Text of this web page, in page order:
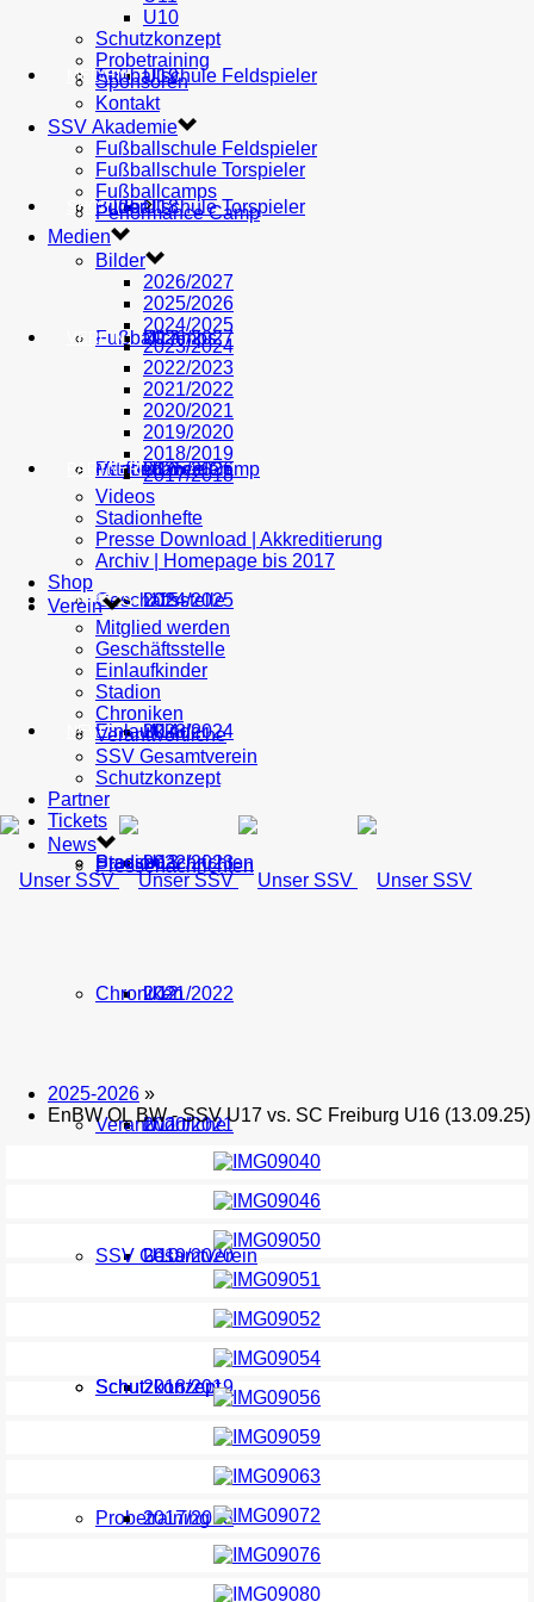
AH U19
U18
U17
U16
U15
U14
U13
U12
U11
U10
Schutzkonzept
Probetraining
Fußballschule Feldspieler
Fußballschule Torspieler
Fußballcamps
Performance Camp
MEDIEN
Bilder
2026/2027
2025/2026
2024/2025
2023/2024
2022/2023
2021/2022
2020/2021
2019/2020
2018/2019
2017/2018
SHOP
VEREIN
Mitglied werden
Geschäftsstelle
Einlaufkinder
Stadion
Chroniken
Verantwortliche
SSV Gesamtverein
Schutzkonzept
PARTNER
TICKETS
NEWS
Pressenachrichten
U10
Schutzkonzept
Probetraining
Sponsoren
Kontakt
SSV Akademie
Fußballschule Feldspieler
Fußballschule Torspieler
Fußballcamps
Performance Camp
Medien
Bilder
2026/2027
2025/2026
2024/2025
2023/2024
2022/2023
2021/2022
2020/2021
2019/2020
2018/2019
2017/2018
Videos
Stadionhefte
Presse Download | Akkreditierung
Archiv | Homepage bis 2017
Shop
Verein
Mitglied werden
Geschäftsstelle
Einlaufkinder
Stadion
Chroniken
Verantwortliche
SSV Gesamtverein
Schutzkonzept
Partner
Tickets
News
Pressenachrichten
2025-2026 »
EnBW OL BW - SSV U17 vs. SC Freiburg U16 (13.09.25)